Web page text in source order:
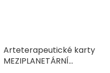
Arteterapeutické karty
MEZIPLANETÁRNÍ